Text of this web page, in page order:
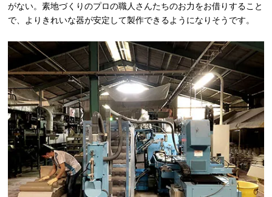
がない。素地づくりのプロの職人さんたちのお力をお借りすること
で、よりきれいな器が安定して製作できるようになりそうです。